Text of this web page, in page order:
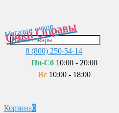
Очки Оправы
Магазин очков
8 (800) 250-54-14
Пн-Сб 10:00 - 20:00
Вс 10:00 - 18:00
Корзина0